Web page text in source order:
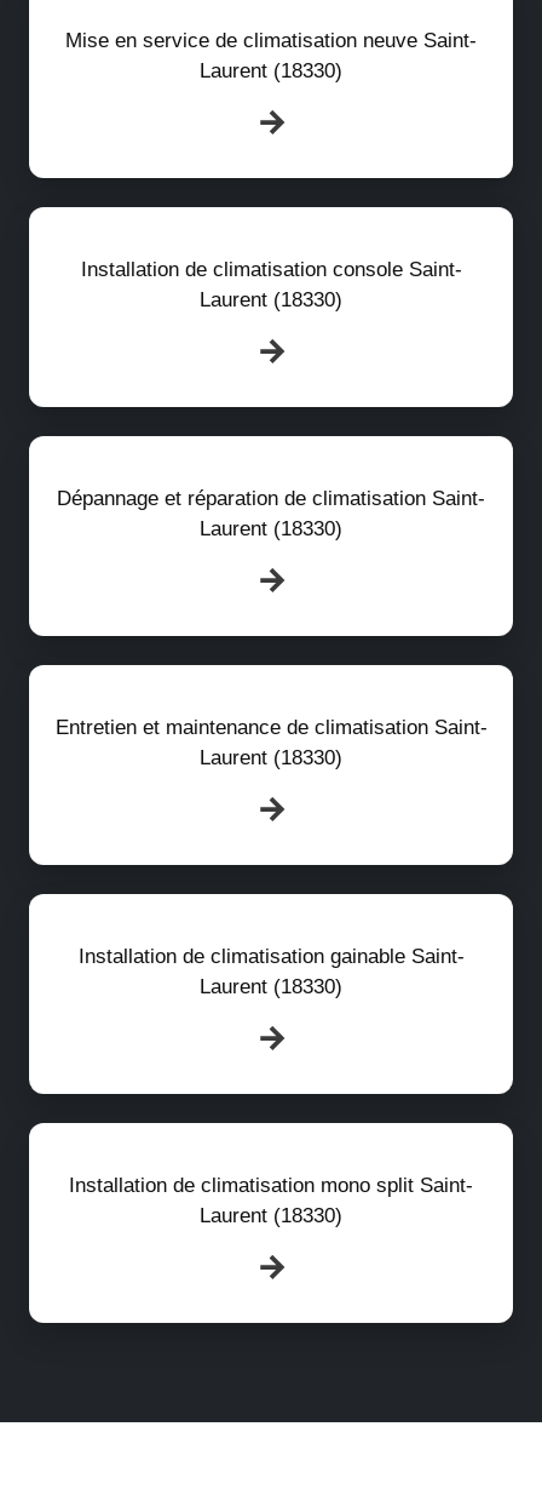
Mise en service de climatisation neuve Saint-
Laurent (18330)
Installation de climatisation console Saint-
Laurent (18330)
Dépannage et réparation de climatisation Saint-
Laurent (18330)
Entretien et maintenance de climatisation Saint-
Laurent (18330)
Installation de climatisation gainable Saint-
Laurent (18330)
Installation de climatisation mono split Saint-
Laurent (18330)